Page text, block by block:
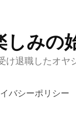
みの
け退職したオヤ
バシーポリシー